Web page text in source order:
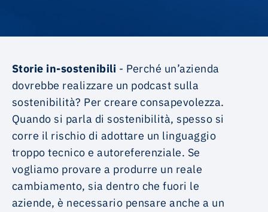
Storie in-sostenibili - Perché un’azienda
dovrebbe realizzare un podcast sulla
sostenibilità? Per creare consapevolezza.
Quando si parla di sostenibilità, spesso si
corre il rischio di adottare un linguaggio
troppo tecnico e autoreferenziale. Se
vogliamo provare a produrre un reale
cambiamento, sia dentro che fuori le
aziende, è necessario pensare anche a un